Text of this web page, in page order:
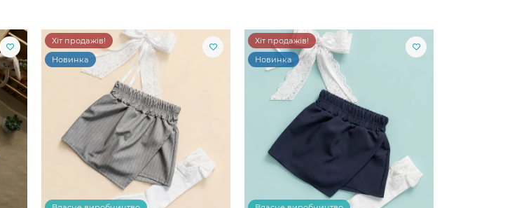
Хіт продажів!
Новинка
Хіт продажів!
Новинка